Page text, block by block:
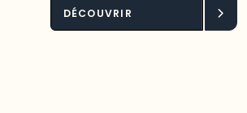
Développement
social
DÉCOUVRIR